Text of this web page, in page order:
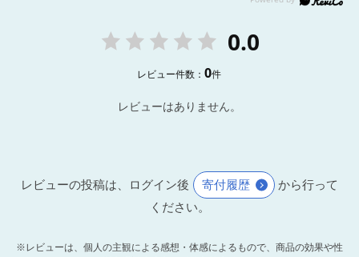
0.0
レビュー件数：0件
レビューはありません。
レビューの投稿は、ログイン後 寄付履歴
から行って
ください。
※レビューは、個人の主観による感想・体感によるもので、商品の効果や性